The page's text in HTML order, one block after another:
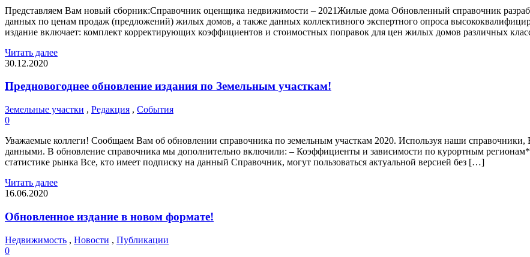
Представляем Вам новый сборник:Справочник оценщика недвижимости – 2021Жилые дома Обновленный справочник
данных по ценам продаж (предложений) жилых домов, а также данных коллективного экспертного опроса
издание включает: комплект корректирующих коэффициентов и стоимостных поправок для цен жилых домов различных
Читать далее
30.12.2020
Предновогоднее обновление издания по Земельным участкам!
Земельные участки , Редакция , События
0
Уважаемые коллеги! Сообщаем Вам об обновлении справочника по земельным участкам 2020. Используя наши справочники,
данными. В обновление справочника мы дополнительно включили: – Коэффициенты и зависимости по курортным
статистике рынка Все, кто имеет подписку на данный Справочник, могут пользоваться актуальной версией без […]
Читать далее
16.06.2020
Обновленное издание в новом формате!
Недвижимость , Новости , Публикации
0